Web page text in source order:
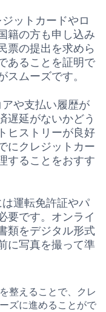
ットカードやロ
籍の方も申し込み
票の提出を求めら
あることを証明で
ムーズです。
や支払い履歴が
遅延がないかどう
ヒストリーが良好
にクレジットカー
することをおすす
運転免許証やパ
要です。オンライ
類をデジタル形式
に写真を撮って準
整えることで、クレ
ズに進めることがで